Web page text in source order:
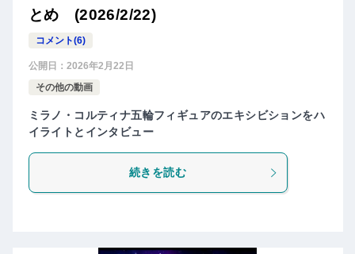
とめ (2026/2/22)
コメント(6)
公開日： 2026年2月22日
その他の動画
ミラノ・コルティナ五輪フィギュアのエキシビションをハ
イライトとインタビュー
続きを読む